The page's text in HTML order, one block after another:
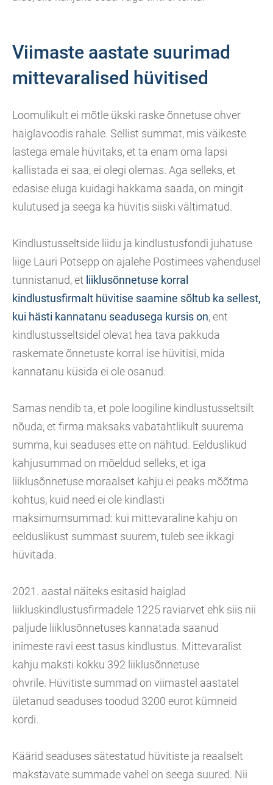
Viimaste aastate suurimad
mittevaralised hüvitised
Loomulikult ei mõtle ükski raske õnnetuse ohver
haiglavoodis rahale. Sellist summat, mis väikeste
lastega emale hüvitaks, et ta enam oma lapsi
kallistada ei saa, ei olegi olemas. Aga selleks, et
edasise eluga kuidagi hakkama saada, on mingit
kulutused ja seega ka hüvitis siiski vältimatud.
Kindlustusseltside liidu ja kindlustusfondi juhatuse
liige Lauri Potsepp on ajalehe Postimees vahendusel
tunnistanud, et liiklusõnnetuse korral
kindlustusfirmalt hüvitise saamine sõltub ka sellest,
kui hästi kannatanu seadusega kursis on, ent
kindlustusseltsidel olevat hea tava pakkuda
raskemate õnnetuste korral ise hüvitisi, mida
kannatanu küsida ei ole osanud.
Samas nendib ta, et pole loogiline kindlustusseltsilt
nõuda, et firma maksaks vabatahtlikult suurema
summa, kui seaduses ette on nähtud. Eelduslikud
kahjusummad on mõeldud selleks, et iga
liiklusõnnetuse moraalset kahju ei peaks mõõtma
kohtus, kuid need ei ole kindlasti
maksimumsummad: kui mittevaraline kahju on
eelduslikust summast suurem, tuleb see ikkagi
hüvitada.
2021. aastal näiteks esitasid haiglad
liikluskindlustusfirmadele 1225 raviarvet ehk siis nii
paljude liiklusõnnetuses kannatada saanud
inimeste ravi eest tasus kindlustus. Mittevaralist
kahju maksti kokku 392 liiklusõnnetuse
ohvrile. Hüvitiste summad on viimastel aastatel
ületanud seaduses toodud 3200 eurot kümneid
kordi.
Käärid seaduses sätestatud hüvitiste ja reaalselt
makstavate summade vahel on seega suured. Nii